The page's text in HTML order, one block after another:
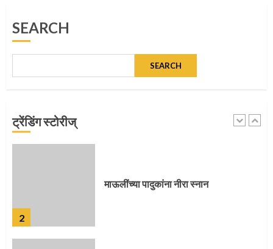
SEARCH
SEARCH
ट्रेंडिंग स्टोरीज्
1
2
3
माऊलींची पालखी खंडेरायाच्या जेजुरीत